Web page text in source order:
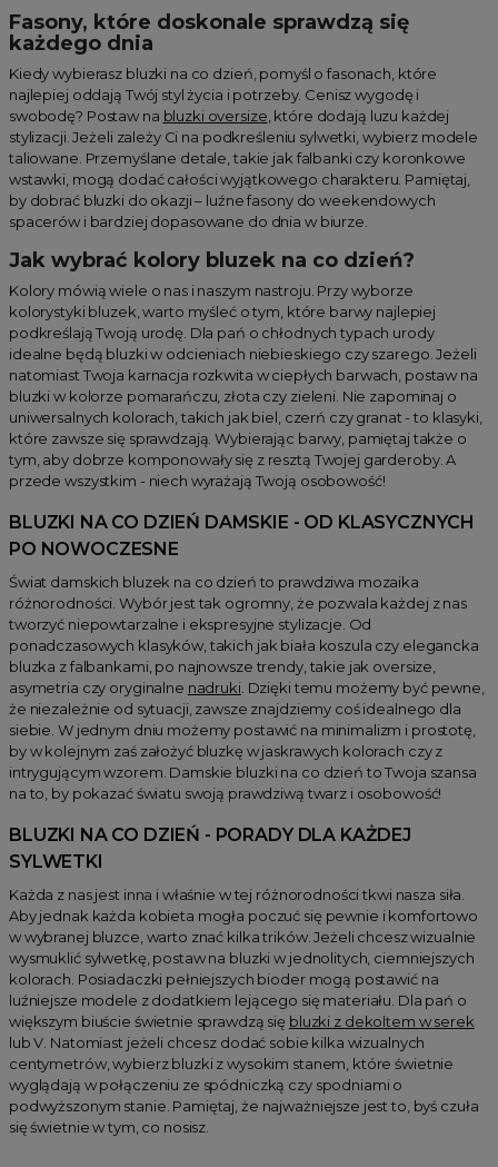
Fasony, które doskonale sprawdzą się
każdego dnia
Kiedy wybierasz bluzki na co dzień, pomyśl o fasonach, które
najlepiej oddają Twój styl życia i potrzeby. Cenisz wygodę i
swobodę? Postaw na bluzki oversize , które dodają luzu każdej
stylizacji. Jeżeli zależy Ci na podkreśleniu sylwetki, wybierz modele
taliowane. Przemyślane detale, takie jak falbanki czy koronkowe
wstawki, mogą dodać całości wyjątkowego charakteru. Pamiętaj,
by dobrać bluzki do okazji – luźne fasony do weekendowych
spacerów i bardziej dopasowane do dnia w biurze.
Jak wybrać kolory bluzek na co dzień?
Kolory mówią wiele o nas i naszym nastroju. Przy wyborze
kolorystyki bluzek, warto myśleć o tym, które barwy najlepiej
podkreślają Twoją urodę. Dla pań o chłodnych typach urody
idealne będą bluzki w odcieniach niebieskiego czy szarego. Jeżeli
natomiast Twoja karnacja rozkwita w ciepłych barwach, postaw na
bluzki w kolorze pomarańczu, złota czy zieleni. Nie zapominaj o
uniwersalnych kolorach, takich jak biel, czerń czy granat - to klasyki,
które zawsze się sprawdzają. Wybierając barwy, pamiętaj także o
tym, aby dobrze komponowały się z resztą Twojej garderoby. A
przede wszystkim - niech wyrażają Twoją osobowość!
BLUZKI NA CO DZIEŃ DAMSKIE - OD KLASYCZNYCH
PO NOWOCZESNE
Świat damskich bluzek na co dzień to prawdziwa mozaika
różnorodności. Wybór jest tak ogromny, że pozwala każdej z nas
tworzyć niepowtarzalne i ekspresyjne stylizacje. Od
ponadczasowych klasyków, takich jak biała koszula czy elegancka
bluzka z falbankami, po najnowsze trendy, takie jak oversize,
asymetria czy oryginalne nadruki. Dzięki temu możemy być pewne,
że niezależnie od sytuacji, zawsze znajdziemy coś idealnego dla
siebie. W jednym dniu możemy postawić na minimalizm i prostotę,
by w kolejnym zaś założyć bluzkę w jaskrawych kolorach czy z
intrygującym wzorem. Damskie bluzki na co dzień to Twoja szansa
na to, by pokazać światu swoją prawdziwą twarz i osobowość!
BLUZKI NA CO DZIEŃ - PORADY DLA KAŻDEJ
SYLWETKI
Każda z nas jest inna i właśnie w tej różnorodności tkwi nasza siła.
Aby jednak każda kobieta mogła poczuć się pewnie i komfortowo
w wybranej bluzce, warto znać kilka trików. Jeżeli chcesz wizualnie
wysmuklić sylwetkę, postaw na bluzki w jednolitych, ciemniejszych
kolorach. Posiadaczki pełniejszych bioder mogą postawić na
luźniejsze modele z dodatkiem lejącego się materiału. Dla pań o
większym biuście świetnie sprawdzą się bluzki z dekoltem w serek
lub V. Natomiast jeżeli chcesz dodać sobie kilka wizualnych
centymetrów, wybierz bluzki z wysokim stanem, które świetnie
wyglądają w połączeniu ze spódniczką czy spodniami o
podwyższonym stanie. Pamiętaj, że najważniejsze jest to, byś czuła
się świetnie w tym, co nosisz.